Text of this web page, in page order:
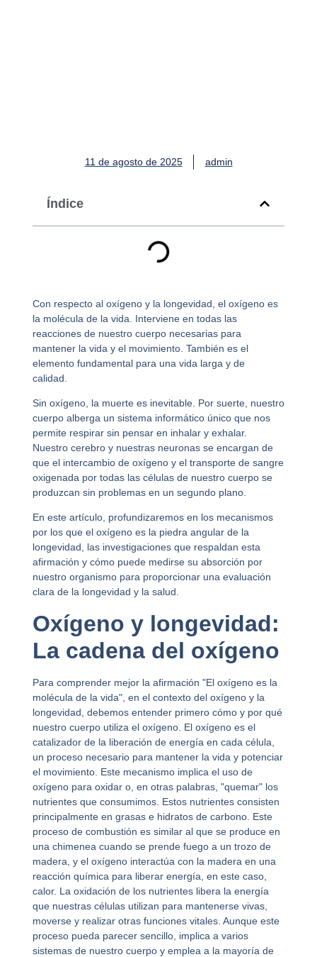
11 de agosto de 2025 admin
Con respecto al oxígeno y la longevidad, el oxígeno es
la molécula de la vida. Interviene en todas las
reacciones de nuestro cuerpo necesarias para
mantener la vida y el movimiento. También es el
elemento fundamental para una vida larga y de
calidad.
Sin oxígeno, la muerte es inevitable. Por suerte, nuestro
cuerpo alberga un sistema informático único que nos
permite respirar sin pensar en inhalar y exhalar.
Nuestro cerebro y nuestras neuronas se encargan de
que el intercambio de oxígeno y el transporte de sangre
oxigenada por todas las células de nuestro cuerpo se
produzcan sin problemas en un segundo plano.
En este artículo, profundizaremos en los mecanismos
por los que el oxígeno es la piedra angular de la
longevidad, las investigaciones que respaldan esta
afirmación y cómo puede medirse su absorción por
nuestro organismo para proporcionar una evaluación
clara de la longevidad y la salud.
Oxígeno y longevidad:
La cadena del oxígeno
Para comprender mejor la afirmación "El oxígeno es la
molécula de la vida", en el contexto del oxígeno y la
longevidad, debemos entender primero cómo y por qué
nuestro cuerpo utiliza el oxígeno. El oxígeno es el
catalizador de la liberación de energía en cada célula,
un proceso necesario para mantener la vida y potenciar
el movimiento. Este mecanismo implica el uso de
oxígeno para oxidar o, en otras palabras, "quemar" los
nutrientes que consumimos. Estos nutrientes consisten
principalmente en grasas e hidratos de carbono. Este
proceso de combustión es similar al que se produce en
una chimenea cuando se prende fuego a un trozo de
madera, y el oxígeno interactúa con la madera en una
reacción química para liberar energía, en este caso,
calor. La oxidación de los nutrientes libera la energía
que nuestras células utilizan para mantenerse vivas,
moverse y realizar otras funciones vitales. Aunque este
proceso pueda parecer sencillo, implica a varios
sistemas de nuestro cuerpo y emplea a la mayoría de
Índice